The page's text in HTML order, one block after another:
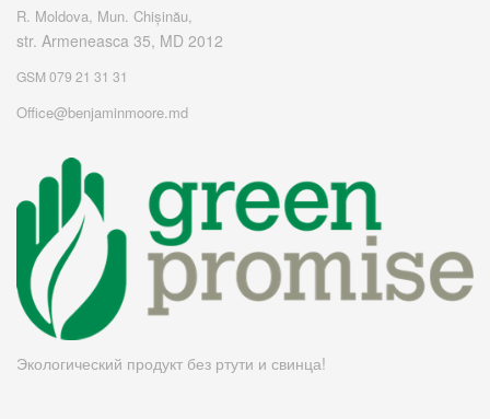
R. Moldova, Mun. Chișinău,
str. Armeneasca 35, MD 2012
GSM 079 21 31 31
Office@benjaminmoore.md
Экологический продукт без ртути и свинца!